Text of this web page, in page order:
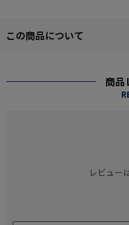
この商品について
商品
レビュー